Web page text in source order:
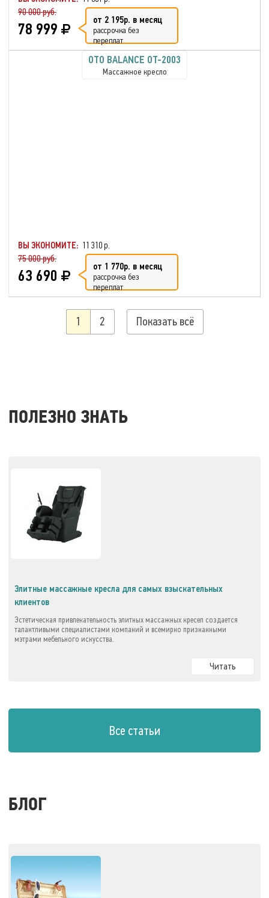
90 000 руб.
78 999 от 2 195р. в месяц
рассрочка без
переплат
OTO BALANCE OT-2003
Массажное кресло
ВЫ ЭКОНОМИТЕ: 11 310 р.
75 000 руб.
63 690 от 1 770р. в месяц
рассрочка без
переплат
1 2 Показать всё
ПОЛЕЗНО ЗНАТЬ
Элитные массажные кресла для самых взыскательных
клиентов
Эстетическая привлекательность элитных массажных кресел создается
талантливыми специалистами компаний и всемирно признанными
мэтрами мебельного искусства.
Читать
Все статьи
БЛОГ